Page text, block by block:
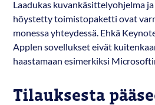
Laadukas kuvankäsittelyohjelma
höystetty toimistopaketti ovat
monessa yhteydessä. Ehkä
Applen sovellukset eivät
haastamaan esimerkiksi
Tilauksesta